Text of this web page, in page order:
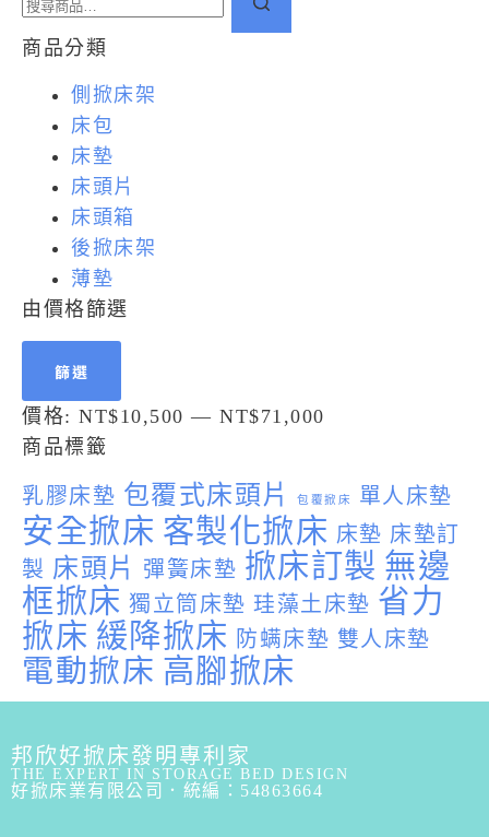
商品分類
側掀床架
床包
床墊
床頭片
床頭箱
後掀床架
薄墊
由價格篩選
篩選
價格: NT$10,500 — NT$71,000
商品標籤
乳膠床墊 包覆式床頭片 包覆掀床 單人床墊
安全掀床 客製化掀床 床墊 床墊訂
製 床頭片 彈簧床墊 掀床訂製 無邊
框掀床 獨立筒床墊 珪藻土床墊 省力
掀床 緩降掀床 防螨床墊 雙人床墊
電動掀床 高腳掀床
邦欣好掀床發明專利家
THE EXPERT IN STORAGE BED DESIGN
好掀床業有限公司．統編：54863664